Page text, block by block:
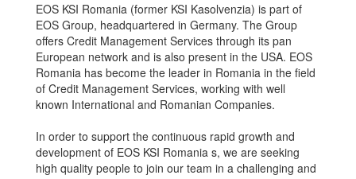
EOS KSI Romania (former KSI Kasolvenzia) is part of
EOS Group, headquartered in Germany. The Group
offers Credit Management Services through its pan
European network and is also present in the USA. EOS
Romania has become the leader in Romania in the field
of Credit Management Services, working with well
known International and Romanian Companies.
In order to support the continuous rapid growth and
development of EOS KSI Romania s, we are seeking
high quality people to join our team in a challenging and